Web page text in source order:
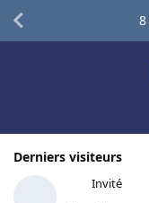
Derniers visiteurs
Invité
8